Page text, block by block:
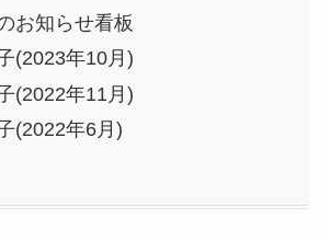
お知らせ看板
(2023年10月)
(2022年11月)
(2022年6月)